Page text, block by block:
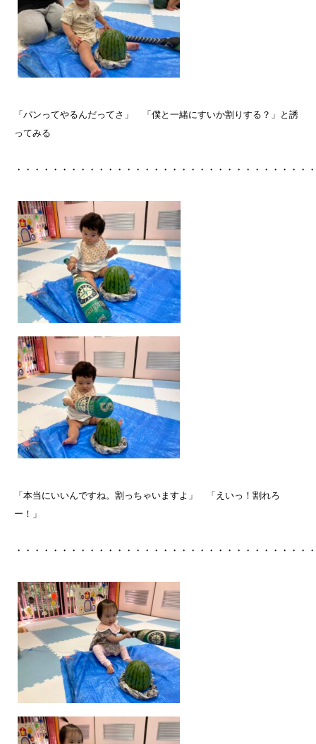
「パンってやるんだってさ」 「僕と一緒にすいか割りする？」と誘
ってみる
・・・・・・・・・・・・・・・・・・・・・・・・・・・・・・・・
「本当にいいんですね。割っちゃいますよ」 「えいっ！割れろ
ー！」
・・・・・・・・・・・・・・・・・・・・・・・・・・・・・・・・